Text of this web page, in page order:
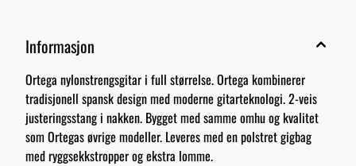
Informasjon
Ortega nylonstrengsgitar i full størrelse. Ortega kombinerer
tradisjonell spansk design med moderne gitarteknologi. 2-veis
justeringsstang i nakken. Bygget med samme omhu og kvalitet
som Ortegas øvrige modeller. Leveres med en polstret gigbag
med ryggsekkstropper og ekstra lomme.